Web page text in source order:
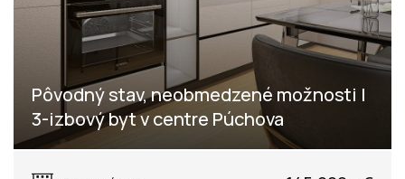
Pôvodný stav, neobmedzené možnosti |
3-izbový byt v centre Púchova